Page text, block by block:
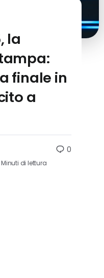
la
finale in
a
di lettura
0